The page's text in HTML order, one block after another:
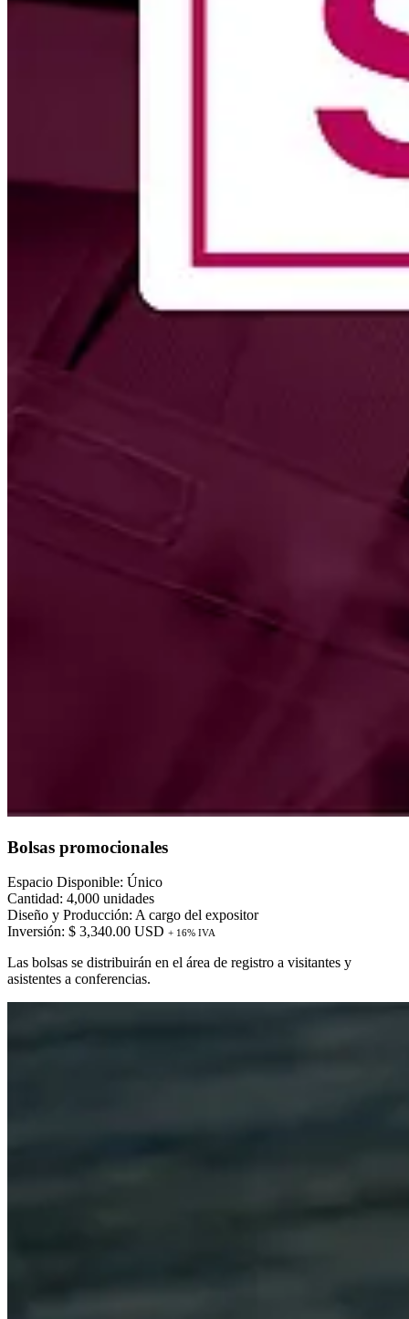
Bolsas promocionales
Espacio Disponible: Único
Cantidad: 4,000 unidades
Diseño y Producción: A cargo del expositor
Inversión: $ 3,340.00 USD + 16% IVA
Las bolsas se distribuirán en el área de registro a visitantes y
asistentes a conferencias.